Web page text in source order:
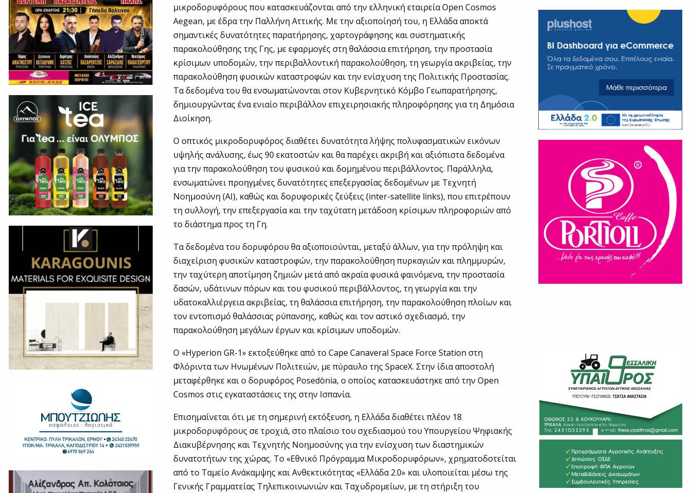
μικροδορυφόρους που κατασκευάζονται από την ελληνική εταιρεία Open Cosmos
Aegean, με έδρα την Παλλήνη Αττικής. Με την αξιοποίησή του, η Ελλάδα αποκτά
σημαντικές δυνατότητες παρατήρησης, χαρτογράφησης και συστηματικής
παρακολούθησης της Γης, με εφαρμογές στη θαλάσσια επιτήρηση, την προστασία
κρίσιμων υποδομών, την περιβαλλοντική παρακολούθηση, τη γεωργία ακριβείας, την
παρακολούθηση φυσικών καταστροφών και την ενίσχυση της Πολιτικής Προστασίας.
Τα δεδομένα του θα ενσωματώνονται στον Κυβερνητικό Κόμβο Γεωπαρατήρησης,
δημιουργώντας ένα ενιαίο περιβάλλον επιχειρησιακής πληροφόρησης για τη Δημόσια
Διοίκηση.
Ο οπτικός μικροδορυφόρος διαθέτει δυνατότητα λήψης πολυφασματικών εικόνων
υψηλής ανάλυσης, έως 90 εκατοστών και θα παρέχει ακριβή και αξιόπιστα δεδομένα
για την παρακολούθηση του φυσικού και δομημένου περιβάλλοντος. Παράλληλα,
ενσωματώνει προηγμένες δυνατότητες επεξεργασίας δεδομένων με Τεχνητή
Νοημοσύνη (AI), καθώς και δορυφορικές ζεύξεις (inter-satellite links), που επιτρέπουν
τη συλλογή, την επεξεργασία και την ταχύτατη μετάδοση κρίσιμων πληροφοριών από
το διάστημα προς τη Γη.
Τα δεδομένα του δορυφόρου θα αξιοποιούνται, μεταξύ άλλων, για την πρόληψη και
διαχείριση φυσικών καταστροφών, την παρακολούθηση πυρκαγιών και πλημμυρών,
την ταχύτερη αποτίμηση ζημιών μετά από ακραία φυσικά φαινόμενα, την προστασία
δασών, υδάτινων πόρων και του φυσικού περιβάλλοντος, τη γεωργία και την
υδατοκαλλιέργεια ακριβείας, τη θαλάσσια επιτήρηση, την παρακολούθηση πλοίων και
τον εντοπισμό θαλάσσιας ρύπανσης, καθώς και τον αστικό σχεδιασμό, την
παρακολούθηση μεγάλων έργων και κρίσιμων υποδομών.
Ο «Hyperion GR-1» εκτοξεύθηκε από το Cape Canaveral Space Force Station στη
Φλόριντα των Ηνωμένων Πολιτειών, με πύραυλο της SpaceX. Στην ίδια αποστολή
μεταφέρθηκε και ο δορυφόρος Posedònia, ο οποίος κατασκευάστηκε από την Open
Cosmos στις εγκαταστάσεις της στην Ισπανία.
Επισημαίνεται ότι με τη σημερινή εκτόξευση, η Ελλάδα διαθέτει πλέον 18
μικροδορυφόρους σε τροχιά, στο πλαίσιο του σχεδιασμού του Υπουργείου Ψηφιακής
Διακυβέρνησης και Τεχνητής Νοημοσύνης για την ενίσχυση των διαστημικών
δυνατοτήτων της χώρας. Το «Εθνικό Πρόγραμμα Μικροδορυφόρων», χρηματοδοτείται
από το Ταμείο Ανάκαμψης και Ανθεκτικότητας «Ελλάδα 2.0» και υλοποιείται μέσω της
Γενικής Γραμματείας Τηλεπικοινωνιών και Ταχυδρομείων, με τη στήριξη του